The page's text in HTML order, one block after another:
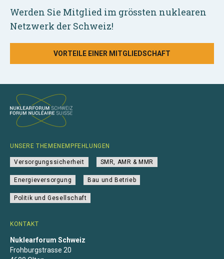
Werden Sie Mitglied im grössten nuklearen
Netzwerk der Schweiz!
VORTEILE EINER MITGLIEDSCHAFT
KONTAKT
Nuklearforum Schweiz
Frohburgstrasse 20
UNSERE THEMENEMPFEHLUNGEN
Versorgungssicherheit SMR, AMR & MMR
Energieversorgung Bau und Betrieb
Politik und Gesellschaft